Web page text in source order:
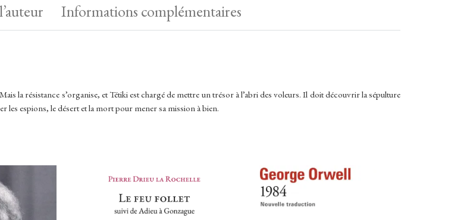
Informations complémentaires
la résistance s’organise, et Tétiki est chargé de mettre un trésor à l’abri des voleurs. Il doit découvrir la sépulture
les espions, le désert et la mort pour mener sa mission à bien.